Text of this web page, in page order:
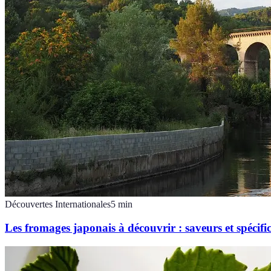
Découvertes Internationales5 min
Les fromages japonais à découvrir : saveurs et